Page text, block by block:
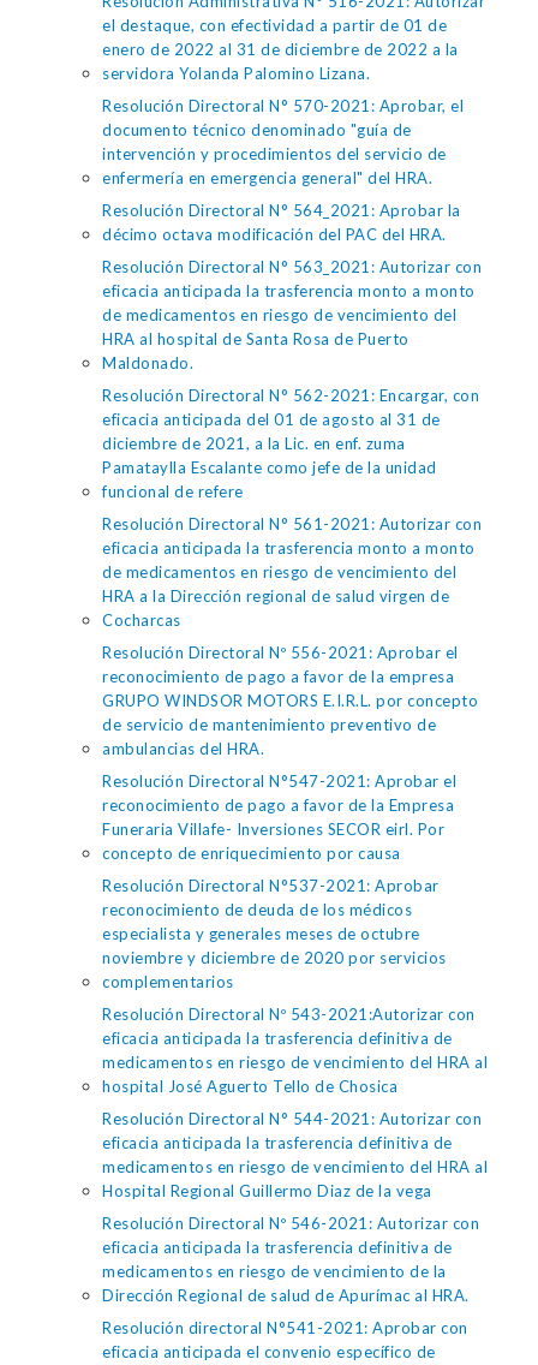
el destaque, con efectividad a partir de 01 de
enero de 2022 al 31 de diciembre de 2022 a la
servidora Yolanda Palomino Lizana.
Resolución Directoral N° 570-2021: Aprobar, el
documento técnico denominado "guía de
intervención y procedimientos del servicio de
enfermería en emergencia general" del HRA.
Resolución Directoral N° 564_2021: Aprobar la
décimo octava modificación del PAC del HRA.
Resolución Directoral N° 563_2021: Autorizar con
eficacia anticipada la trasferencia monto a monto
de medicamentos en riesgo de vencimiento del
HRA al hospital de Santa Rosa de Puerto
Maldonado.
Resolución Directoral N° 562-2021: Encargar, con
eficacia anticipada del 01 de agosto al 31 de
diciembre de 2021, a la Lic. en enf. zuma
Pamataylla Escalante como jefe de la unidad
funcional de refere
Resolución Directoral N° 561-2021: Autorizar con
eficacia anticipada la trasferencia monto a monto
de medicamentos en riesgo de vencimiento del
HRA a la Dirección regional de salud virgen de
Cocharcas
Resolución Directoral Nº 556-2021: Aprobar el
reconocimiento de pago a favor de la empresa
GRUPO WINDSOR MOTORS E.I.R.L. por concepto
de servicio de mantenimiento preventivo de
ambulancias del HRA.
Resolución Directoral N°547-2021: Aprobar el
reconocimiento de pago a favor de la Empresa
Funeraria Villafe- Inversiones SECOR eirl. Por
concepto de enriquecimiento por causa
Resolución Directoral N°537-2021: Aprobar
reconocimiento de deuda de los médicos
especialista y generales meses de octubre
noviembre y diciembre de 2020 por servicios
complementarios
Resolución Directoral Nº 543-2021:Autorizar con
eficacia anticipada la trasferencia definitiva de
medicamentos en riesgo de vencimiento del HRA al
hospital José Aguerto Tello de Chosica
Resolución Directoral N° 544-2021: Autorizar con
eficacia anticipada la trasferencia definitiva de
medicamentos en riesgo de vencimiento del HRA al
Hospital Regional Guillermo Diaz de la vega
Resolución Directoral Nº 546-2021: Autorizar con
eficacia anticipada la trasferencia definitiva de
medicamentos en riesgo de vencimiento de la
Dirección Regional de salud de Apurímac al HRA.
Resolución directoral N°541-2021: Aprobar con
eficacia anticipada el convenio específico de